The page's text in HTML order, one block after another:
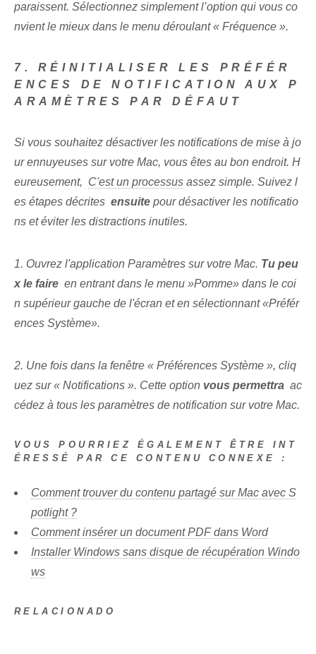
paraissent. Sélectionnez simplement l’option qui vous co
nvient le mieux dans le menu déroulant « Fréquence ».
7. RÉINITIALISER LES PRÉFÉR
ENCES DE NOTIFICATION AUX P
ARAMÈTRES PAR DÉFAUT
Si vous souhaitez désactiver les notifications de mise à jo
ur ennuyeuses sur votre Mac, vous êtes au bon endroit. H
eureusement, ⁤ C'est un processus ⁢assez simple. Suivez l
es étapes décrites ⁣ ensuite ⁢pour désactiver les notificatio
ns et éviter les distractions inutiles.
1. Ouvrez l'application Paramètres sur votre Mac. Tu peu
x le faire ⁣ en entrant dans le menu ⁤»Pomme» dans le coi
n supérieur gauche de l'écran et en sélectionnant «Préfér
ences Système».
2. Une fois dans la fenêtre « Préférences Système », cliq
uez sur « Notifications ». Cette option vous permettra ⁢ ac
cédez à tous les paramètres de notification sur votre Mac.
VOUS POURRIEZ ÉGALEMENT ÊTRE INT
ÉRESSÉ PAR CE CONTENU CONNEXE :
Comment trouver du contenu partagé sur Mac avec S
potlight ?
Comment insérer un document PDF dans Word
Installer Windows sans disque de récupération Windo
ws
RELACIONADO